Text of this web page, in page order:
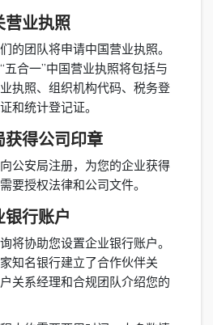
营业执照
的团队将申请中国营业执照。
五合一”中国营业执照将包括与
执照、组织机构代码、税务登
和统计登记证。
获得公司印章
公安局注册，为您的企业获得
要授权法律和公司文件。
行账户
将协助您设置企业银行账户。
知名银行建立了合作伙伴关
关系经理和合规团队介绍您的